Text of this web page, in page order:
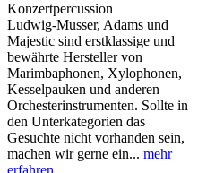
Konzertpercussion
Ludwig-Musser, Adams und
Majestic sind erstklassige und
bewährte Hersteller von
Marimbaphonen, Xylophonen,
Kesselpauken und anderen
Orchesterinstrumenten. Sollte in
den Unterkategorien das
Gesuchte nicht vorhanden sein,
machen wir gerne ein... mehr
erfahren